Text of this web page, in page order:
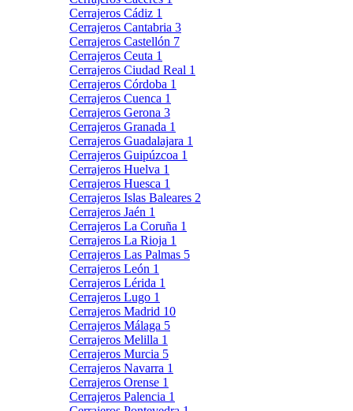
Cerrajeros Cádiz 1
Cerrajeros Cantabria 3
Cerrajeros Castellón 7
Cerrajeros Ceuta 1
Cerrajeros Ciudad Real 1
Cerrajeros Córdoba 1
Cerrajeros Cuenca 1
Cerrajeros Gerona 3
Cerrajeros Granada 1
Cerrajeros Guadalajara 1
Cerrajeros Guipúzcoa 1
Cerrajeros Huelva 1
Cerrajeros Huesca 1
Cerrajeros Islas Baleares 2
Cerrajeros Jaén 1
Cerrajeros La Coruña 1
Cerrajeros La Rioja 1
Cerrajeros Las Palmas 5
Cerrajeros León 1
Cerrajeros Lérida 1
Cerrajeros Lugo 1
Cerrajeros Madrid 10
Cerrajeros Málaga 5
Cerrajeros Melilla 1
Cerrajeros Murcia 5
Cerrajeros Navarra 1
Cerrajeros Orense 1
Cerrajeros Palencia 1